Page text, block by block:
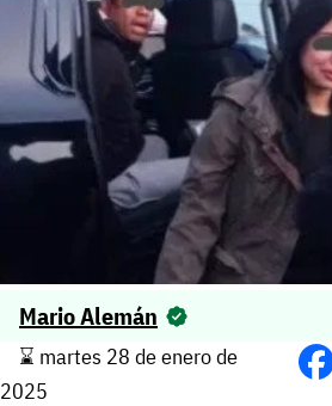
Mario Alemán
⌛️ martes 28 de enero de
2025